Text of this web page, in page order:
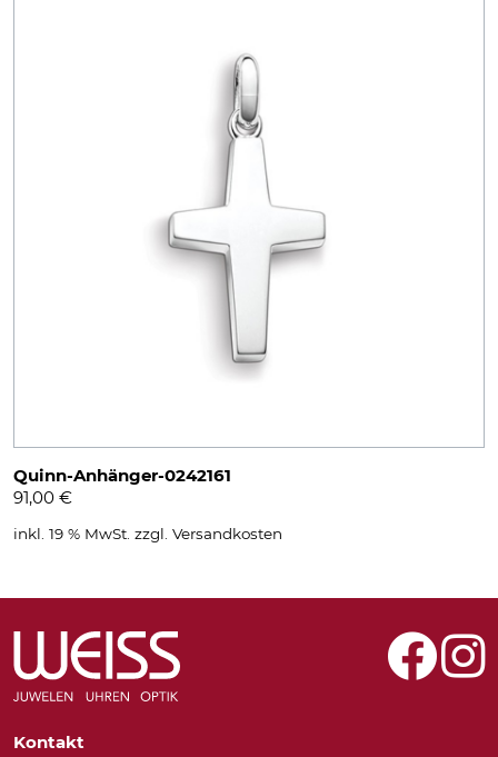
Quinn-Anhänger-0242161
91,00 €
inkl. 19 % MwSt. zzgl. Versandkosten
Kontakt